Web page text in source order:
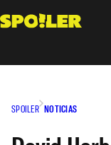
SPOILER NOTICIAS